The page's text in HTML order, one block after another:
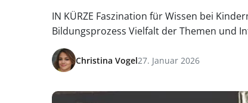
IN KÜRZE Faszination für Wissen bei
Bildungsprozess Vielfalt der Themen und
Christina Vogel27. Januar 2026